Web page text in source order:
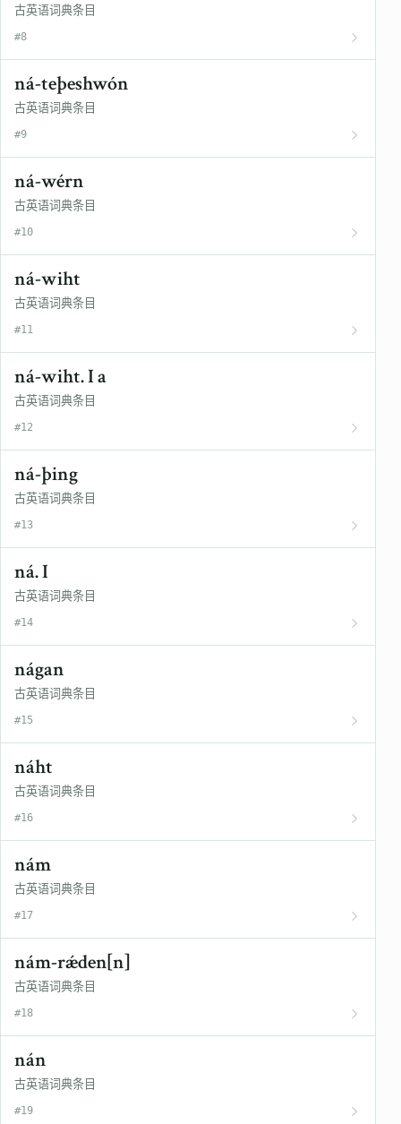
古英语词典条目
#8
ná-teþeshwón
古英语词典条目
#9
ná-wérn
古英语词典条目
#10
ná-wiht
古英语词典条目
#11
ná-wiht. I a
古英语词典条目
#12
ná-þing
古英语词典条目
#13
ná. I
古英语词典条目
#14
nágan
古英语词典条目
#15
náht
古英语词典条目
#16
nám
古英语词典条目
#17
nám-rǽden[n]
古英语词典条目
#18
nán
古英语词典条目
#19